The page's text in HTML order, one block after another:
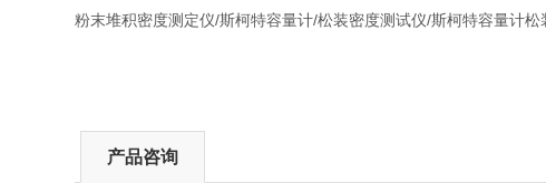
粉末堆积密度测定仪/斯柯特容量计/松装密度测试仪/斯柯特容量计
产品咨询